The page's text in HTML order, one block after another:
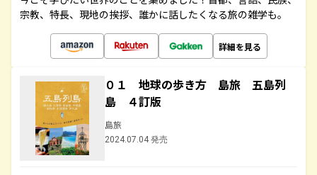
宗教、特長、現地の挨拶、誰かに話したくなる旅の雑学も。
詳細を見る
０１ 地球の歩き方 島旅 五島列
島 ４訂版
島旅
2024.07.04 発売